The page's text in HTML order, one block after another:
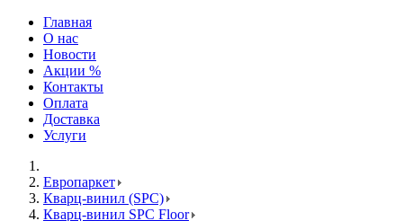
Главная
О нас
Новости
Акции %
Контакты
Оплата
Доставка
Услуги
Европаркет
Кварц-винил (SPC)
Кварц-винил SPC Floor